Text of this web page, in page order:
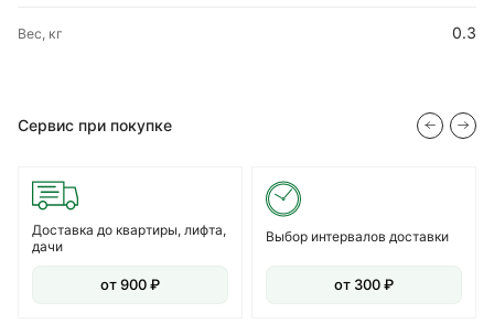
Вес, кг 0.3
Сервис при покупке
Доставка до квартиры, лифта,
дачи
от 900 ₽
Выбор интервалов доставки
от 300 ₽